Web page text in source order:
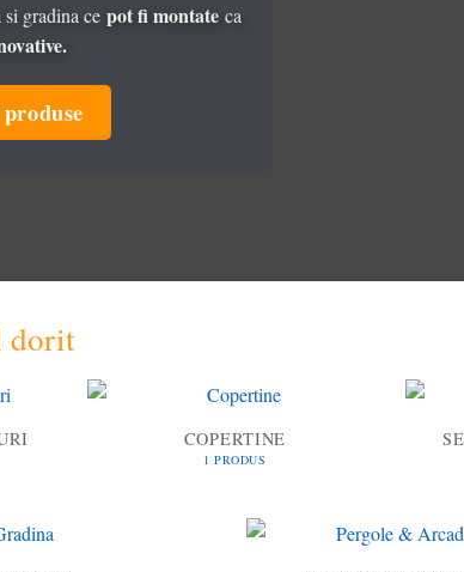
si gradina ce pot fi montate ca
dorit
COPERTINE
1 PRODUS